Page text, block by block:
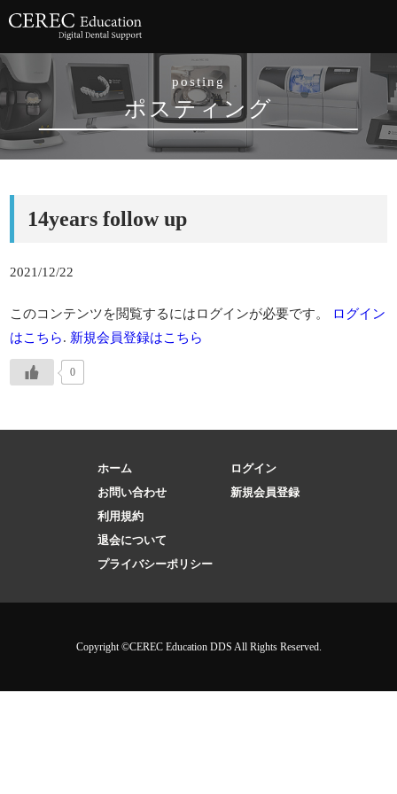
posting
ポスティング
14years follow up
2021/12/22
このコンテンツを閲覧するにはログインが必要です。
ログイン
はこちら. 新規会員登録はこちら
0
ホーム
お問い合わせ
利用規約
退会について
プライバシーポリシー
ログイン
新規会員登録
Copyright ©CEREC Education DDS All Rights Reserved.